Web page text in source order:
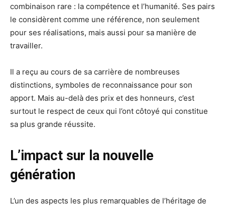
combinaison rare : la compétence et l’humanité. Ses pairs
le considèrent comme une référence, non seulement
pour ses réalisations, mais aussi pour sa manière de
travailler.
Il a reçu au cours de sa carrière de nombreuses
distinctions, symboles de reconnaissance pour son
apport. Mais au-delà des prix et des honneurs, c’est
surtout le respect de ceux qui l’ont côtoyé qui constitue
sa plus grande réussite.
L’impact sur la nouvelle
génération
L’un des aspects les plus remarquables de l’héritage de